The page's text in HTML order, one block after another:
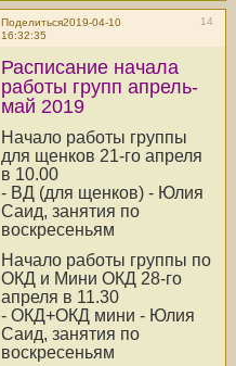
Поделиться 14
2019-04-10
16:32:35
Расписание начала
работы групп апрель-
май 2019
Начало работы группы
для щенков 21-го апреля
в 10.00
- ВД (для щенков) - Юлия
Саид, занятия по
воскресеньям
Начало работы группы по
ОКД и Мини ОКД 28-го
апреля в 11.30
- ОКД+ОКД мини - Юлия
Саид, занятия по
воскресеньям